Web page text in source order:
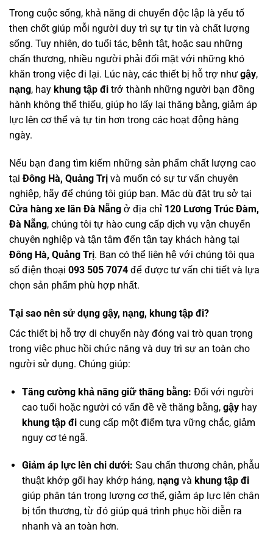
Trong cuộc sống, khả năng di chuyển độc lập là yếu tố
then chốt giúp mỗi người duy trì sự tự tin và chất lượng
sống. Tuy nhiên, do tuổi tác, bệnh tật, hoặc sau những
chấn thương, nhiều người phải đối mặt với những khó
khăn trong việc đi lại. Lúc này, các thiết bị hỗ trợ như gậy,
nạng, hay khung tập đi trở thành những người bạn đồng
hành không thể thiếu, giúp họ lấy lại thăng bằng, giảm áp
lực lên cơ thể và tự tin hơn trong các hoạt động hàng
ngày.
Nếu bạn đang tìm kiếm những sản phẩm chất lượng cao
tại Đông Hà, Quảng Trị và muốn có sự tư vấn chuyên
nghiệp, hãy để chúng tôi giúp bạn. Mặc dù đặt trụ sở tại
Cửa hàng xe lăn Đà Nẵng ở địa chỉ 120 Lương Trúc Đàm,
Đà Nẵng, chúng tôi tự hào cung cấp dịch vụ vận chuyển
chuyên nghiệp và tận tâm đến tận tay khách hàng tại
Đông Hà, Quảng Trị. Bạn có thể liên hệ với chúng tôi qua
số điện thoại 093 505 7074 để được tư vấn chi tiết và lựa
chọn sản phẩm phù hợp nhất.
Tại sao nên sử dụng gậy, nạng, khung tập đi?
Các thiết bị hỗ trợ di chuyển này đóng vai trò quan trọng
trong việc phục hồi chức năng và duy trì sự an toàn cho
người sử dụng. Chúng giúp:
Tăng cường khả năng giữ thăng bằng: Đối với người
cao tuổi hoặc người có vấn đề về thăng bằng, gậyhay
khung tập đicung cấp một điểm tựa vững chắc, giảm
nguy cơ té ngã.
Giảm áp lực lên chi dưới: Sau chấn thương chân, phẫu
thuật khớp gối hay khớp háng, nạngvà khung tập đi
giúp phân tán trọng lượng cơ thể, giảm áp lực lên chân
bị tổn thương, từ đó giúp quá trình phục hồi diễn ra
nhanh và an toàn hơn.